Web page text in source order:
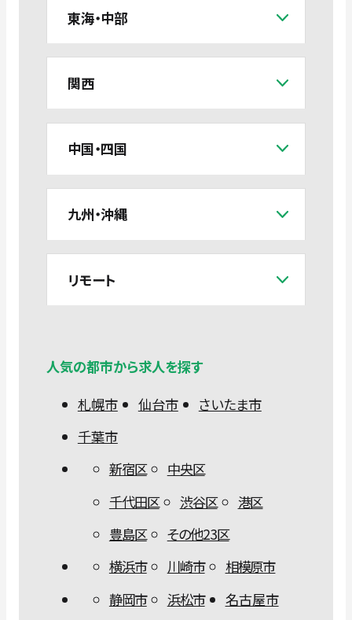
東海・中部
関西
中国・四国
九州・沖縄
リモート
人気の都市から求人を探す
札幌市
仙台市
さいたま市
千葉市
新宿区
中央区
千代田区
渋谷区
港区
豊島区
その他23区
横浜市
川崎市
相模原市
静岡市
浜松市
名古屋市